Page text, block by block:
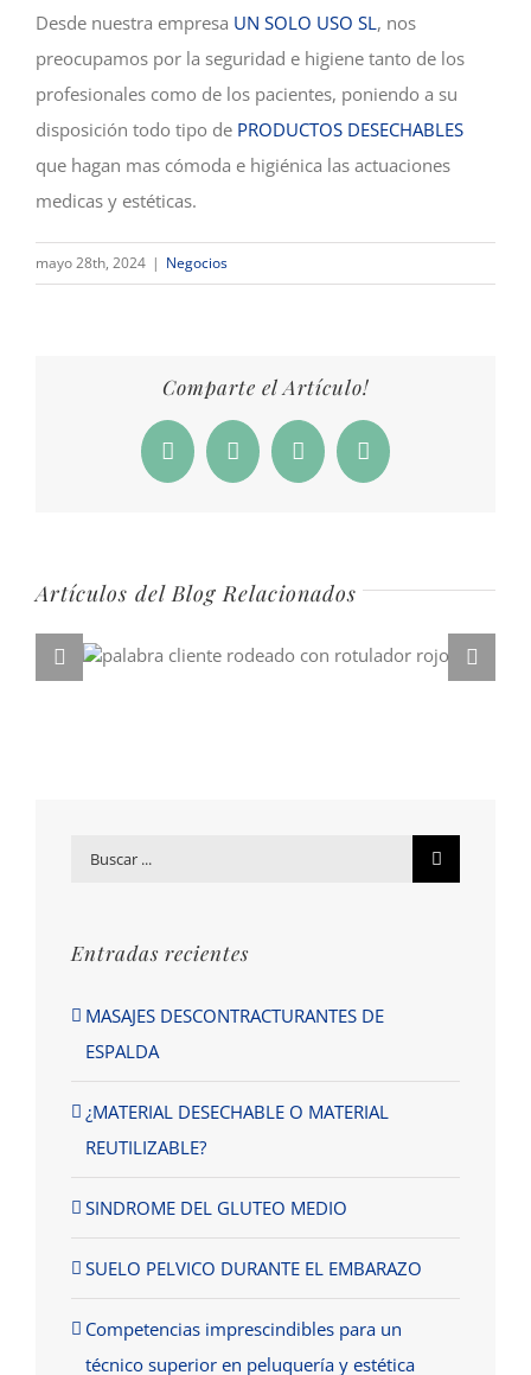
Desde nuestra empresa UN SOLO USO SL, nos
preocupamos por la seguridad e higiene tanto de los
profesionales como de los pacientes, poniendo a su
disposición todo tipo de PRODUCTOS DESECHABLES
que hagan mas cómoda e higiénica las actuaciones
medicas y estéticas.
mayo 28th, 2024 | Negocios
Comparte el Artículo!
Facebook
X LinkedInCorreo
electrónico
Artículos del Blog Relacionados
Buscar
Entradas recientes
MASAJES DESCONTRACTURANTES DE
ESPALDA
¿MATERIAL DESECHABLE O MATERIAL
REUTILIZABLE?
SINDROME DEL GLUTEO MEDIO
SUELO PELVICO DURANTE EL EMBARAZO
Competencias imprescindibles para un
técnico superior en peluquería y estética